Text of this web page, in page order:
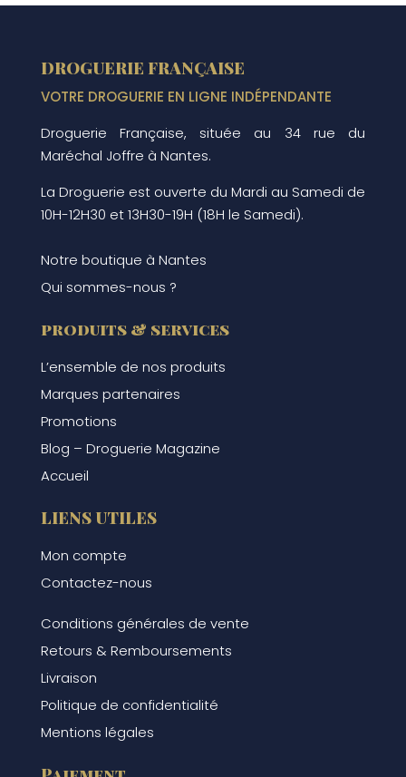
DROGUERIE FRANÇAISE
VOTRE DROGUERIE EN LIGNE INDÉPENDANTE
Droguerie Française, située au 34 rue du
Maréchal Joffre à Nantes.
La Droguerie est ouverte du Mardi au Samedi de
10H-12H30 et 13H30-19H (18H le Samedi).
Notre boutique à Nantes
Qui sommes-nous ?
produits & services
L’ensemble de nos produits
Marques partenaires
Promotions
Blog – Droguerie Magazine
Accueil
LIENS UTILES
Mon compte
Contactez-nous
Conditions générales de vente
Retours & Remboursements
Livraison
Politique de confidentialité
Mentions légales